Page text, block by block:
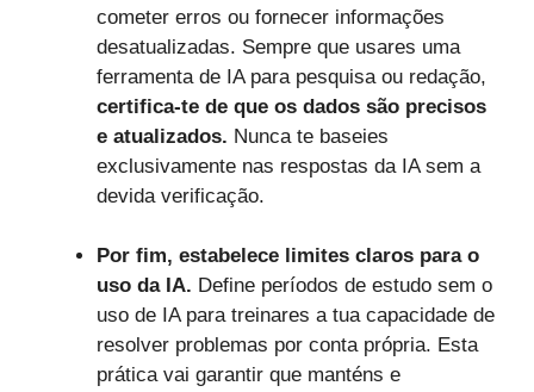
cometer erros ou fornecer informações
desatualizadas. Sempre que usares uma
ferramenta de IA para pesquisa ou redação,
certifica-te de que os dados são precisos
e atualizados. Nunca te baseies
exclusivamente nas respostas da IA sem a
devida verificação.
Por fim, estabelece limites claros para o
uso da IA. Define períodos de estudo sem o
uso de IA para treinares a tua capacidade de
resolver problemas por conta própria. Esta
prática vai garantir que manténs e